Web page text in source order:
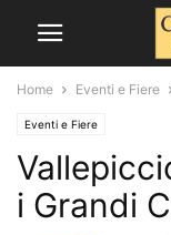
Home Eventi e Fiere
Eventi e Fiere
i Grandi